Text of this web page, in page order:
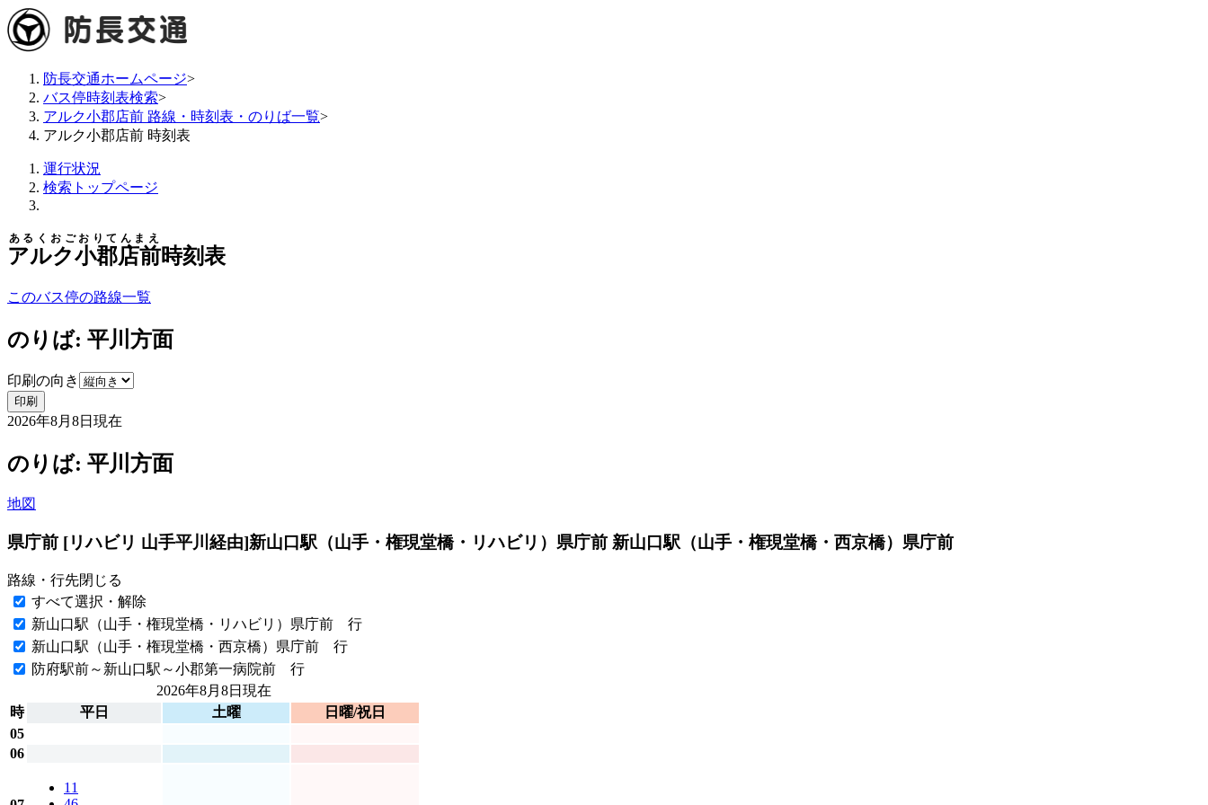
防長交通ホームページ>
バス停時刻表検索>
アルク小郡店前 路線・時刻表・のりば一覧>
アルク小郡店前 時刻表
運行状況
検索トップページ
アルク小郡店前
あるくおごおりてんまえ
時刻表
このバス停の路線一覧
のりば: 平川方面
印刷の向き
印刷
2026年8月8日 現在
のりば: 平川方面
地図
県庁前 [リハビリ 山手平川経由]新山口駅（山手・権現堂橋・リハビリ）県庁前 新山口駅（山手・権現堂橋・西京橋）県庁前
路線・行先閉じる
すべて選択・解除
新山口駅（山手・権現堂橋・リハビリ）県庁前 行
新山口駅（山手・権現堂橋・西京橋）県庁前 行
防府駅前～新山口駅～小郡第一病院前 行
2026年8月8日 現在
時
平日 土曜
日曜/祝日
05
06
11